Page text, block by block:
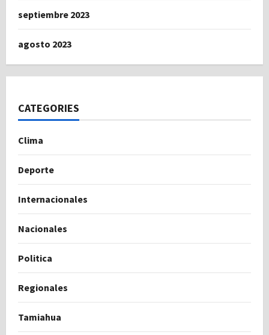
septiembre 2023
agosto 2023
CATEGORIES
Clima
Deporte
Internacionales
Nacionales
Politica
Regionales
Tamiahua